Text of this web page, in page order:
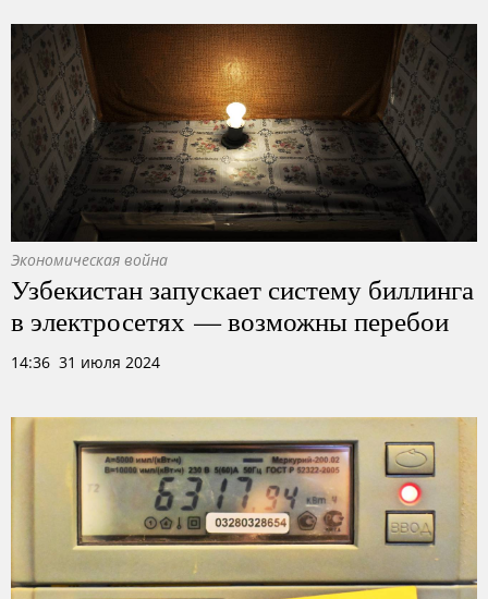
Экономическая война
Узбекистан запускает систему биллинга
в электросетях — возможны перебои
14:36 31 июля 2024